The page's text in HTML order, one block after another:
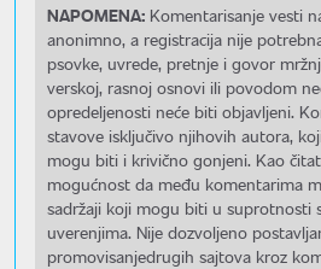
NAPOMENA: Komentarisanje vesti
anonimno, a registracija nije
psovke, uvrede, pretnje i govor
verskoj, rasnoj osnovi ili povodom
opredeljenosti neće biti objavljeni.
stavove isključivo njihovih autora,
mogu biti i krivično gonjeni. Kao
mogućnost da među komentarima
sadržaji koji mogu biti u suprotnosti
uverenjima. Nije dozvoljeno
promovisanjedrugih sajtova kroz